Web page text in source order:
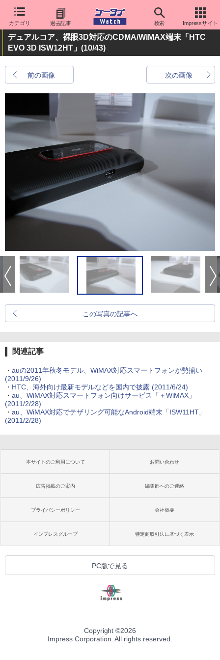
カテゴリ 過去記事 検索 Impressサイト
デュアルコア、裸眼3D対応のCDMA/WiMAX端末「HTC
EVO 3D ISW12HT」 (10/43)
前の画像 次の画像
この写真の記事へ
関連記事
・ auの2011年秋冬モデル、WiMAX対応スマートフォンが勢揃い
(2011/9/26)
・ HTC、海外向け最新モデルなどを国内で披露(2011/6/24)
・ au、WiMAX対応スマートフォン向けサービス「＋WiMAX」
(2011/2/28)
・ au、WiMAX対応でテザリング可能なAndroid端末「ISW11HT」
(2011/2/28)
本サイトのご利用について お問い合わせ
広告掲載のご案内 編集部へのご連絡
プライバシーポリシー 会社概要
インプレスグループ 特定商取引法に基づく表示
PC版で見る
Copyright ©2026
Impress Corporation. All rights reserved.